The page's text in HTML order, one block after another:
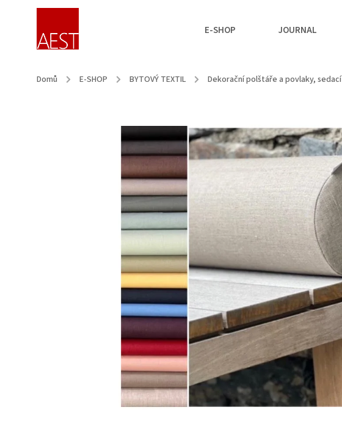
E-SHOP JOURNAL
Domů / E-SHOP / BYTOVÝ TEXTIL / Dekorační polštáře a povlaky,